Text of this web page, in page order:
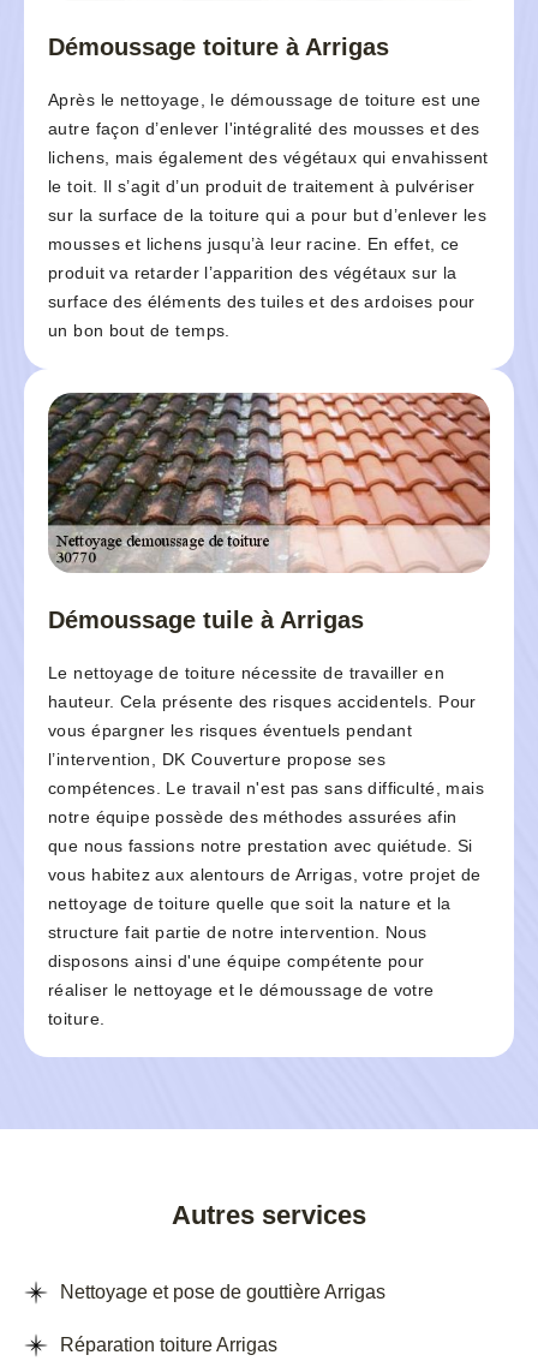
Démoussage toiture à Arrigas
Après le nettoyage, le démoussage de toiture est une
autre façon d’enlever l'intégralité des mousses et des
lichens, mais également des végétaux qui envahissent
le toit. Il s’agit d’un produit de traitement à pulvériser
sur la surface de la toiture qui a pour but d’enlever les
mousses et lichens jusqu’à leur racine. En effet, ce
produit va retarder l’apparition des végétaux sur la
surface des éléments des tuiles et des ardoises pour
un bon bout de temps.
Démoussage tuile à Arrigas
Le nettoyage de toiture nécessite de travailler en
hauteur. Cela présente des risques accidentels. Pour
vous épargner les risques éventuels pendant
l’intervention, DK Couverture propose ses
compétences. Le travail n'est pas sans difficulté, mais
notre équipe possède des méthodes assurées afin
que nous fassions notre prestation avec quiétude. Si
vous habitez aux alentours de Arrigas, votre projet de
nettoyage de toiture quelle que soit la nature et la
structure fait partie de notre intervention. Nous
disposons ainsi d'une équipe compétente pour
réaliser le nettoyage et le démoussage de votre
toiture.
Autres services
Nettoyage et pose de gouttière Arrigas
Réparation toiture Arrigas